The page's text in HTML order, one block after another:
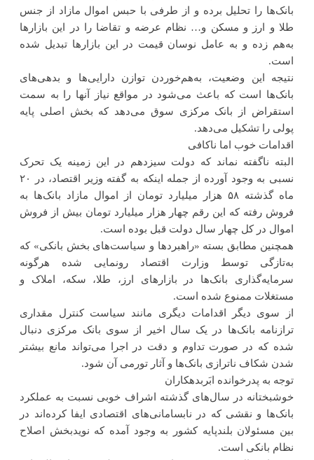
بانک‌ها را تحلیل برده و از طرفی با حبس اموال مازاد از جنس
طلا و ارز و مسکن و… نظام عرضه و تقاضا را در این بازارها
به‌هم زده و به عامل نوسان قیمت در این بازارها تبدیل شده
است.
نتیجه این وضعیت، به‌هم‌خوردن توازن دارایی‌ها و بدهی‌های
بانک‌ها است که باعث می‌شود در مواقع نیاز آنها را به سمت
استقراض از بانک مرکزی سوق می‌دهد که بخش اصلی پایه
پولی را تشکیل می‌دهد.
اقدامات خوب اما ناکافی
البته ناگفته نماند که دولت سیزدهم در این زمینه یک تحرک
نسبی به وجود آورده از جمله اینکه به گفته وزیر اقتصاد، در ۲۰
ماه گذشته ۵۸ هزار میلیارد تومان از اموال مازاد بانک‌ها به
فروش رفته که این رقم چهار هزار میلیارد تومان بیش از فروش
اموال در کل چهار سال دولت قبل بوده است.
همچنین مطابق بسته «راهبردها و سیاست‌های بخش بانکی» که
به‌تازگی توسط وزارت اقتصاد رونمایی شده هرگونه
سرمایه‌گذاری بانک‌ها در بازارهای ارز، طلا، سکه، املاک و
مستغلات ممنوع شده است.
از سوی دیگر اقدامات دیگری مانند سیاست کنترل مقداری
ترازنامه بانک‌ها در یک سال اخیر از سوی بانک مرکزی دنبال
شده که در صورت تداوم و دقت در اجرا می‌تواند مانع بیشتر
شدن شکاف ناترازی بانک‌ها و آثار تورمی آن شود.
توجه به پدرخوانده ابَربدهکاران
خوشبختانه در سال‌های گذشته اشراف خوبی نسبت به عملکرد
بانک‌ها و نقشی که در نابسامانی‌های اقتصادی ایفا کرده‌اند در
بین مسئولان بلندپایه کشور به وجود آمده که نویدبخش اصلاح
نظام بانکی است.